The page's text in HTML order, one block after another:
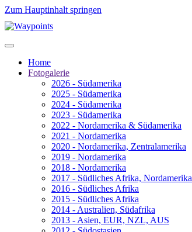
Zum Hauptinhalt springen
Home
Fotogalerie
2026 - Südamerika
2025 - Südamerika
2024 - Südamerika
2023 - Südamerika
2022 - Nordamerika & Südamerika
2021 - Nordamerika
2020 - Nordamerika, Zentralamerika
2019 - Nordamerika
2018 - Nordamerika
2017 - Südliches Afrika, Nordamerika
2016 - Südliches Afrika
2015 - Südliches Afrika
2014 - Australien, Südafrika
2013 - Asien, EUR, NZL, AUS